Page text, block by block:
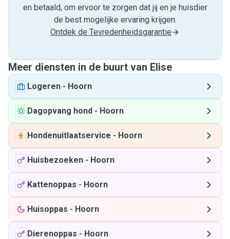
en betaald, om ervoor te zorgen dat jij en je huisdier
de best mogelijke ervaring krijgen.
Ontdek de Tevredenheidsgarantie
Meer diensten in de buurt van Elise
Logeren - Hoorn
Dagopvang hond - Hoorn
Hondenuitlaatservice - Hoorn
Huisbezoeken - Hoorn
Kattenoppas - Hoorn
Huisoppas - Hoorn
Dierenoppas - Hoorn